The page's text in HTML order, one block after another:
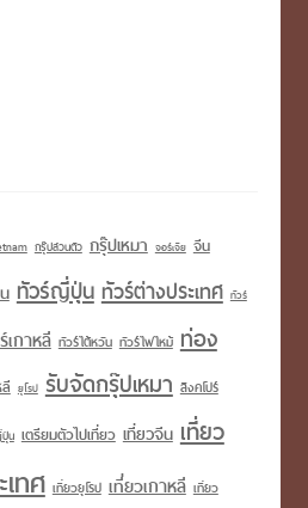
กรุ๊ปส่วนตัว กรุ๊ปเหมา จอร์เจีย จีน
ทัวร์ญี่ปุ่น ทัวร์ต่างประเทศ ทัวร์
เกาหลี ทัวร์ไต้หวัน ทัวร์ไฟไหม้ ท่อง
ยุโรป รับจัดกรุ๊ปเหมา สิงคโปร์
น เตรียมตัวไปเที่ยว เที่ยวจีน เที่ยว
ทศ เที่ยวยุโรป เที่ยวเกาหลี เที่ยว